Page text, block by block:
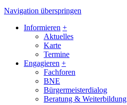
Navigation überspringen
Informieren +
Aktuelles
Karte
Termine
Engagieren +
Fachforen
BNE
Bürgermeisterdialog
Beratung & Weiterbildung